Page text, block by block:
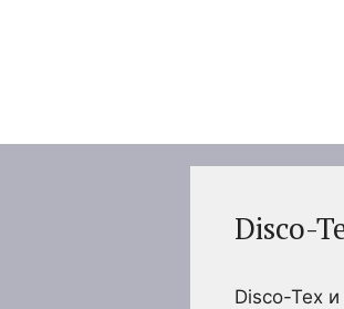
Disco-
Disco-Tex